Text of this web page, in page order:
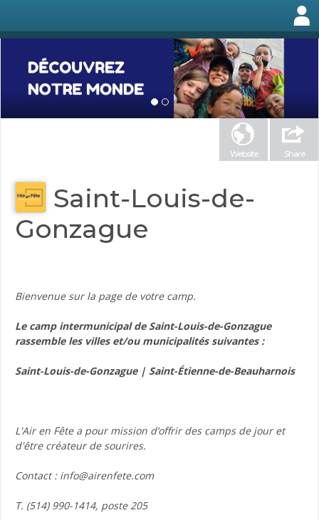
Website Share
Saint-Louis-de-
Gonzague
Bienvenue sur la page de votre camp.
Le camp intermunicipal de Saint-Louis-de-Gonzague
rassemble les villes et/ou municipalités suivantes :
Saint-Louis-de-Gonzague | Saint-Étienne-de-Beauharnois
L'Air en Fête a pour mission d’offrir des camps de jour et
d'être créateur de sourires.
Contact : info@airenfete.com
T. (514) 990-1414, poste 205